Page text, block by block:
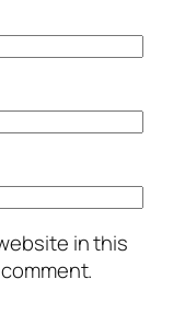
in this